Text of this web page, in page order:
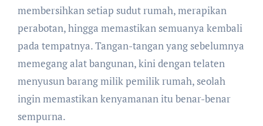
membersihkan setiap sudut rumah, merapikan
perabotan, hingga memastikan semuanya kembali
pada tempatnya. Tangan-tangan yang sebelumnya
memegang alat bangunan, kini dengan telaten
menyusun barang milik pemilik rumah, seolah
ingin memastikan kenyamanan itu benar-benar
sempurna.